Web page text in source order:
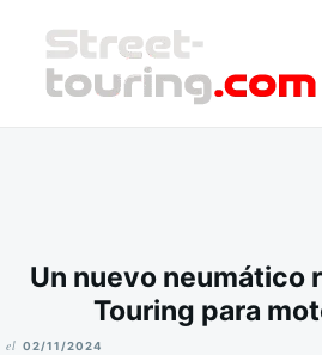
contenido
Un nuevo neumático
Touring para
el 02/11/2024